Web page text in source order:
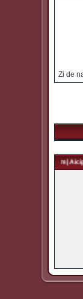
Zi de
| Aici